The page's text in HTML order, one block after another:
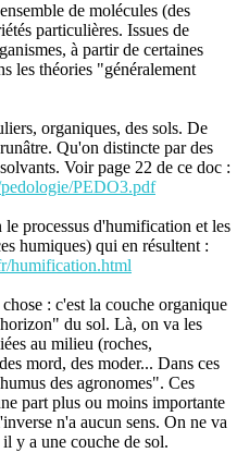
de molécules (des
particulières. Issues de
à partir de certaines
les théories "généralement
organiques, des sols. De
Qu'on distincte par des
Voir page 22 de ce doc :
PEDO3.pdf
processus d'humification et les
humiques) qui en résultent :
humification.html
: c'est la couche organique
du sol. Là, on va les
au milieu (roches,
mord, des moder... Dans ces
des agronomes". Ces
part plus ou moins importante
n'a aucun sens. On ne va
y a une couche de sol.